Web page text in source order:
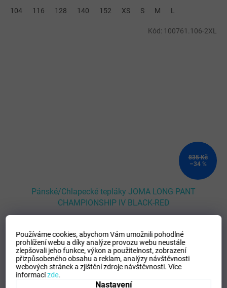
Používáme cookies, abychom Vám umožnili pohodlné
prohlížení webu a díky analýze provozu webu neustále
zlepšovali jeho funkce, výkon a použitelnost,zobrazení
přizpůsobeného obsahu a reklam, analýzy návštěvnosti
webových stránek a zjištění zdroje návštěvnosti.Více
informacízde.
Nastavení
104 116 128 140 152 XS S M L
835 Kč
–34 %
Pánské/Chlapecké tepláky JOMA LONG PANT
CHAMPIONSHIP IV BLACK-RED
543 Kč DETAIL
104 116 128 140 152 XS S M L
Kód: 100761.106-2XL